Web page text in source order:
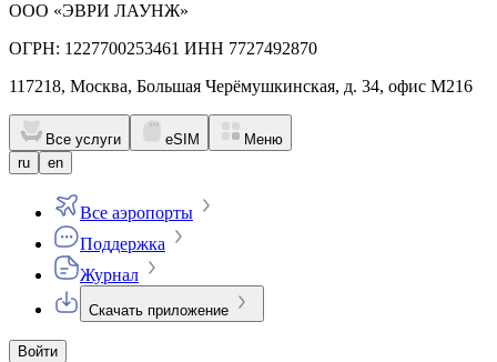
ООО «ЭВРИ ЛАУНЖ»
ОГРН: 1227700253461 ИНН 7727492870
117218, Москва, Большая Черёмушкинская, д. 34, офис М216
Все услуги eSIM
Меню
ru
en
Все аэропорты
Поддержка
Журнал
Скачать приложение
Войти